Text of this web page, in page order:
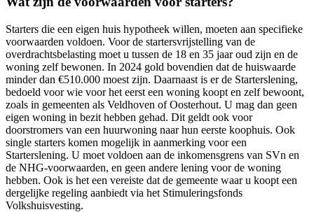
Starters die een eigen huis hypotheek willen, moeten aan specifieke
voorwaarden voldoen. Voor de startersvrijstelling van de
overdrachtsbelasting moet u tussen de 18 en 35 jaar oud zijn en de
woning zelf bewonen. In 2024 gold bovendien dat de huiswaarde
minder dan €510.000 moest zijn. Daarnaast is er de Starterslening,
bedoeld voor wie voor het eerst een woning koopt en zelf bewoont,
zoals in gemeenten als Veldhoven of Oosterhout. U mag dan geen
eigen woning in bezit hebben gehad. Dit geldt ook voor
doorstromers van een huurwoning naar hun eerste koophuis. Ook
single starters komen mogelijk in aanmerking voor een
Starterslening. U moet voldoen aan de inkomensgrens van SVn en
de NHG-voorwaarden, en geen andere lening voor de woning
hebben. Ook is het een vereiste dat de gemeente waar u koopt een
dergelijke regeling aanbiedt via het Stimuleringsfonds
Volkshuisvesting.